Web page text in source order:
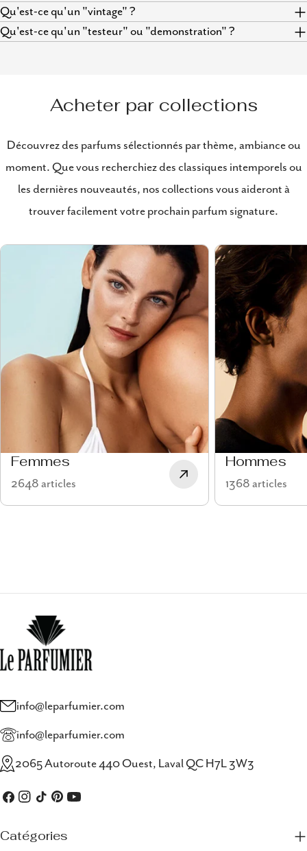
Qu'est-ce qu'un "vintage" ?
Qu'est-ce qu'un "testeur" ou "demonstration" ?
Acheter par collections
Découvrez des parfums sélectionnés par thème, ambiance ou
moment. Que vous recherchiez des classiques intemporels ou
les dernières nouveautés, nos collections vous aideront à
trouver facilement votre prochain parfum signature.
Femmes
2648 articles
Hommes
1368 articles
info@leparfumier.com
info@leparfumier.com
2065 Autoroute 440 Ouest, Laval QC H7L 3W3
Facebook
Instagram
TIC Pinterest
Youtube
Catégories